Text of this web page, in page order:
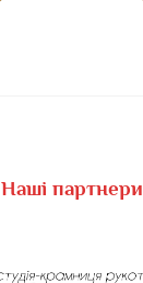
Наші партнери